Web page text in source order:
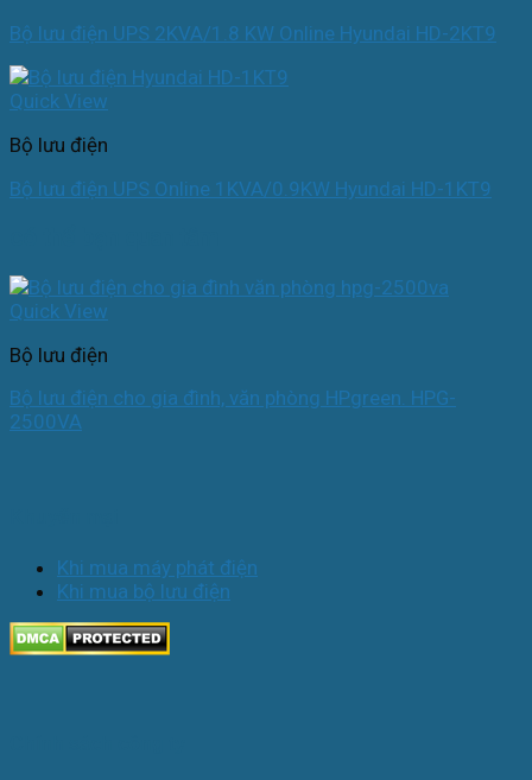
Bộ lưu điện UPS 2KVA/1.8 KW Online Hyundai HD-2KT9
Quick View
Bộ lưu điện
Bộ lưu điện UPS Online 1KVA/0.9KW Hyundai HD-1KT9
Quick View
Bộ lưu điện
Bộ lưu điện cho gia đình, văn phòng HPgreen. HPG-
2500VA
Khi mua máy phát điện
Khi mua bộ lưu điện